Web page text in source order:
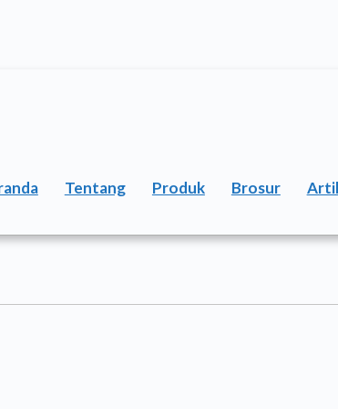
Tentang Produk Brosur